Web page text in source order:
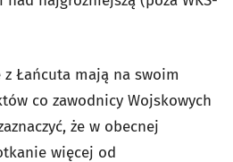
z Łańcuta mają na swoim
co zawodnicy Wojskowych
że w obecnej
więcej od